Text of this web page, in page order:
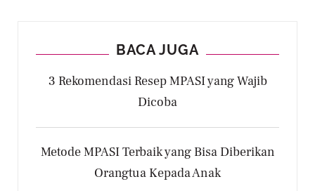
BACA JUGA
3 Rekomendasi Resep MPASI yang Wajib
Dicoba
Metode MPASI Terbaik yang Bisa Diberikan
Orangtua Kepada Anak